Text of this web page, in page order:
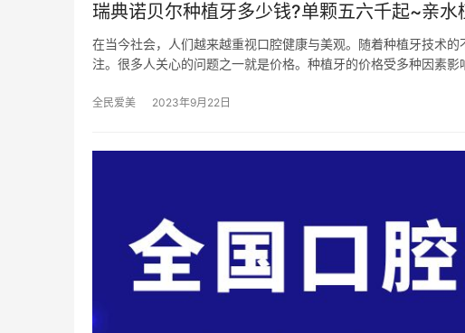
瑞典诺贝尔种植牙多少钱?单颗五六千起~亲水
在当今社会，人们越来越重视口腔健康与美观。随着种植牙技术
注。很多人关心的问题之一就是价格。种植牙的价格受多种因素
全民爱美 2023年9月22日